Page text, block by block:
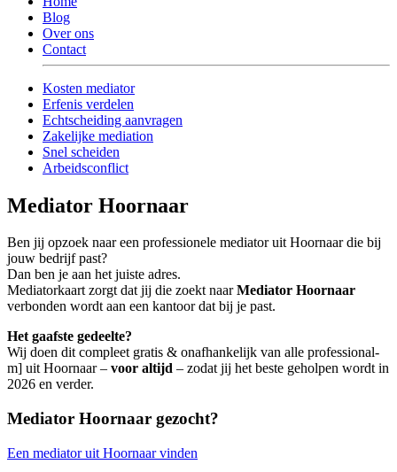
Blog
Over ons
Contact
Kosten mediator
Erfenis verdelen
Echtscheiding aanvragen
Zakelijke mediation
Snel scheiden
Arbeidsconflict
Mediator Hoornaar
Ben jij opzoek naar een professionele mediator uit Hoornaar die bij
jouw bedrijf past?
Dan ben je aan het juiste adres.
Mediatorkaart zorgt dat jij die zoekt naarMediator Hoornaar
verbonden wordt aan een kantoor dat bij je past.
Het gaafste gedeelte?
Wij doen dit compleet gratis & onafhankelijk van alle professional-
m] uit Hoornaar – voor altijd – zodat jij het beste geholpen wordt in
2026 en verder.
Mediator Hoornaar gezocht?
Een mediator uit Hoornaar vinden